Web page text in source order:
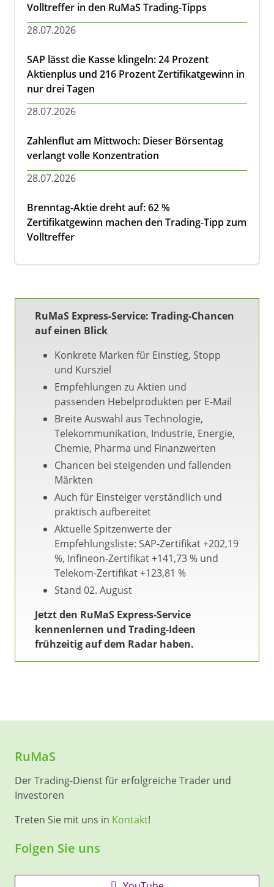
Volltreffer in den RuMaS Trading-Tipps
28.07.2026
SAP lässt die Kasse klingeln: 24 Prozent
Aktienplus und 216 Prozent Zertifikatgewinn in
nur drei Tagen
28.07.2026
Zahlenflut am Mittwoch: Dieser Börsentag
verlangt volle Konzentration
28.07.2026
Brenntag-Aktie dreht auf: 62 %
Zertifikatgewinn machen den Trading-Tipp zum
Volltreffer
RuMaS Express-Service: Trading-Chancen
auf einen Blick
Konkrete Marken für Einstieg, Stopp
und Kursziel
Empfehlungen zu Aktien und
passenden Hebelprodukten per E-Mail
Breite Auswahl aus Technologie,
Telekommunikation, Industrie, Energie,
Chemie, Pharma und Finanzwerten
Chancen bei steigenden und fallenden
Märkten
Auch für Einsteiger verständlich und
praktisch aufbereitet
Aktuelle Spitzenwerte der
Empfehlungsliste: SAP-Zertifikat +202,19
%, Infineon-Zertifikat +141,73 % und
Telekom-Zertifikat +123,81 %
Stand 02. August
Jetzt den RuMaS Express-Service
kennenlernen und Trading-Ideen
frühzeitig auf dem Radar haben.
RuMaS
Der Trading-Dienst für erfolgreiche Trader und
Investoren
Treten Sie mit uns in Kontakt!
Folgen Sie uns